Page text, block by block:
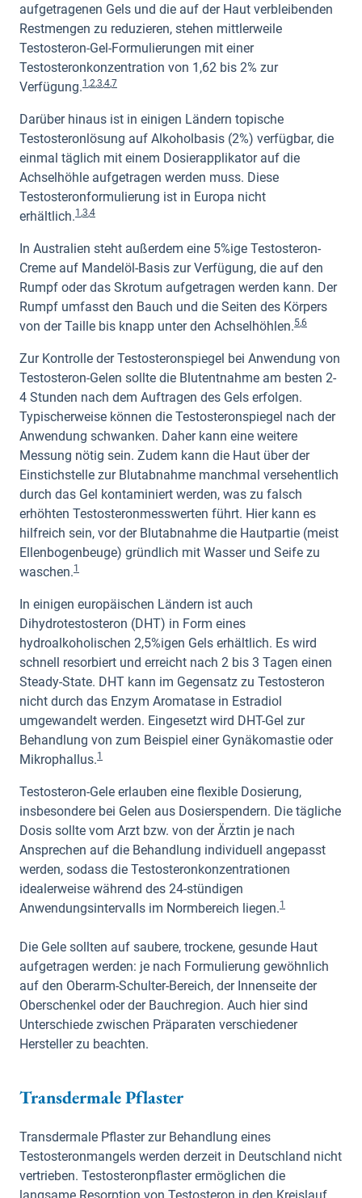
aufgetragenen Gels und die auf der Haut verbleibenden
Restmengen zu reduzieren, stehen mittlerweile
Testosteron-Gel-Formulierungen mit einer
Testosteronkonzentration von 1,62 bis 2% zur
Verfügung.1 ,2,3,4,7
Darüber hinaus ist in einigen Ländern topische
Testosteronlösung auf Alkoholbasis (2%) verfügbar, die
einmal täglich mit einem Dosierapplikator auf die
Achselhöhle aufgetragen werden muss. Diese
Testosteronformulierung ist in Europa nicht
erhältlich.1 ,3,4
In Australien steht außerdem eine 5%ige Testosteron-
Creme auf Mandelöl-Basis zur Verfügung, die auf den
Rumpf oder das Skrotum aufgetragen werden kann. Der
Rumpf umfasst den Bauch und die Seiten des Körpers
von der Taille bis knapp unter den Achselhöhlen.5,6
Zur Kontrolle der Testosteronspiegel bei Anwendung von
Testosteron-Gelen sollte die Blutentnahme am besten 2-
4 Stunden nach dem Auftragen des Gels erfolgen.
Typischerweise können die Testosteronspiegel nach der
Anwendung schwanken. Daher kann eine weitere
Messung nötig sein. Zudem kann die Haut über der
Einstichstelle zur Blutabnahme manchmal versehentlich
durch das Gel kontaminiert werden, was zu falsch
erhöhten Testosteronmesswerten führt. Hier kann es
hilfreich sein, vor der Blutabnahme die Hautpartie (meist
Ellenbogenbeuge) gründlich mit Wasser und Seife zu
waschen.1
In einigen europäischen Ländern ist auch
Dihydrotestosteron (DHT) in Form eines
hydroalkoholischen 2,5%igen Gels erhältlich. Es wird
schnell resorbiert und erreicht nach 2 bis 3 Tagen einen
Steady-State. DHT kann im Gegensatz zu Testosteron
nicht durch das Enzym Aromatase in Estradiol
umgewandelt werden. Eingesetzt wird DHT-Gel zur
Behandlung von zum Beispiel einer Gynäkomastie oder
Mikrophallus.1
Testosteron-Gele erlauben eine flexible Dosierung,
insbesondere bei Gelen aus Dosierspendern. Die tägliche
Dosis sollte vom Arzt bzw. von der Ärztin je nach
Ansprechen auf die Behandlung individuell angepasst
werden, sodass die Testosteronkonzentrationen
idealerweise während des 24-stündigen
Anwendungsintervalls im Normbereich liegen.1
Die Gele sollten auf saubere, trockene, gesunde Haut
aufgetragen werden: je nach Formulierung gewöhnlich
auf den Oberarm-Schulter-Bereich, der Innenseite der
Oberschenkel oder der Bauchregion. Auch hier sind
Unterschiede zwischen Präparaten verschiedener
Hersteller zu beachten.
Transdermale Pflaster
Transdermale Pflaster zur Behandlung eines
Testosteronmangels werden derzeit in Deutschland nicht
vertrieben. Testosteronpflaster ermöglichen die